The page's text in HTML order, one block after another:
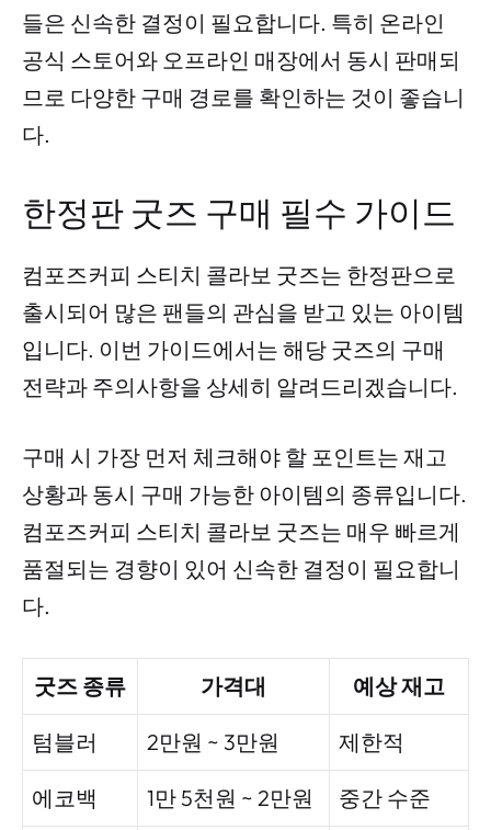
들은 신속한 결정이 필요합니다. 특히 온라인
공식 스토어와 오프라인 매장에서 동시 판매되
므로 다양한 구매 경로를 확인하는 것이 좋습니
다.
한정판 굿즈 구매 필수 가이드
컴포즈커피 스티치 콜라보 굿즈는 한정판으로
출시되어 많은 팬들의 관심을 받고 있는 아이템
입니다. 이번 가이드에서는 해당 굿즈의 구매
전략과 주의사항을 상세히 알려드리겠습니다.
구매 시 가장 먼저 체크해야 할 포인트는 재고
상황과 동시 구매 가능한 아이템의 종류입니다.
컴포즈커피 스티치 콜라보 굿즈는 매우 빠르게
품절되는 경향이 있어 신속한 결정이 필요합니
다.
굿즈 종류 가격대 예상 재고
텀블러 2만원 ~ 3만원 제한적
에코백 1만 5천원 ~ 2만원 중간 수준